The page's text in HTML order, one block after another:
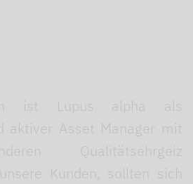
ist Lupus alpha als
aktiver Asset Manager mit
Qualitätsehrgeiz
Kunden, sollten sich